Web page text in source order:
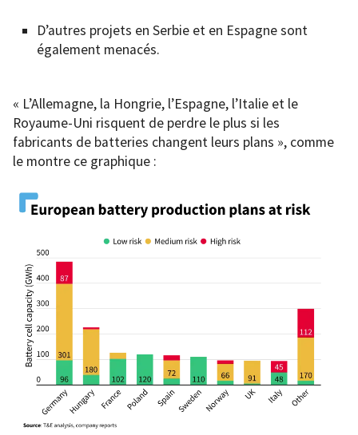
D’autres projets en Serbie et en Espagne sont
également menacés.
« L’Allemagne, la Hongrie, l’Espagne, l’Italie et le
Royaume-Uni risquent de perdre le plus si les
fabricants de batteries changent leurs plans », comme
le montre ce graphique :